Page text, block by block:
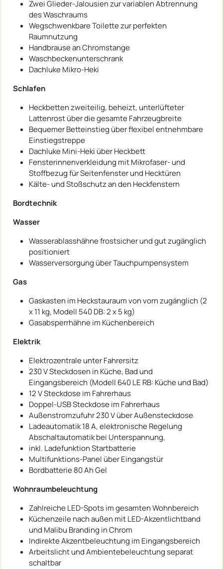
Zwei Glieder-Jalousien zur variablen Abtrennung
des Waschraums
Wegschwenkbare Toilette zur perfekten
Raumnutzung
Handbrause an Chromstange
Waschbeckenunterschrank
Dachluke Mikro-Heki
Schlafen
Heckbetten zweiteilig, beheizt, unterlüfteter
Lattenrost über die gesamte Fahrzeugbreite
Bequemer Betteinstieg über flexibel entnehmbare
Einstiegstreppe
Dachluke Mini-Heki über Heckbett
Fensterinnenverkleidung mit Mikrofaser- und
Stoffbezug für Seitenfenster und Hecktüren
Kälte- und Stoßschutz an den Heckfenstern
Bordtechnik
Wasser
Wasserablasshähne frostsicher und gut zugänglich
positioniert
Wasserversorgung über Tauchpumpensystem
Gas
Gaskasten im Heckstauraum von vorn zugänglich (2
x 11 kg, Modell 540 DB: 2 x 5 kg)
Gasabsperrhähne im Küchenbereich
Elektrik
Elektrozentrale unter Fahrersitz
230 V Steckdosen in Küche, Bad und
Eingangsbereich (Modell 640 LE RB: Küche und Bad)
12 V Steckdose im Fahrerhaus
Doppel-USB Steckdose im Fahrerhaus
Außenstromzufuhr 230 V über Außensteckdose
Ladeautomatik 18 A, elektronische Regelung
Abschaltautomatik bei Unterspannung,
inkl. Ladefunktion Startbatterie
Multifunktions-Panel über Eingangstür
Bordbatterie 80 Ah Gel
Wohnraumbeleuchtung
Zahlreiche LED-Spots im gesamten Wohnbereich
Küchenzeile nach außen mit LED-Akzentlichtband
und Malibu Branding in Chrom
Indirekte Akzentbeleuchtung im Eingangsbereich
Arbeitslicht und Ambientebeleuchtung separat
schaltbar